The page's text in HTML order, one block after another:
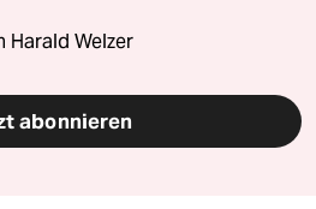
Harald Welzer
abonnieren